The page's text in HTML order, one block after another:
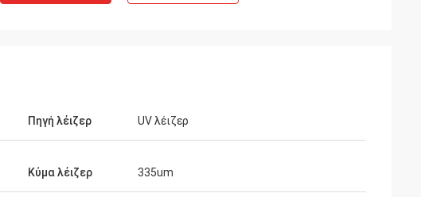
Πηγή λέιζερ UV λέιζερ
Κύμα λέιζερ 335um